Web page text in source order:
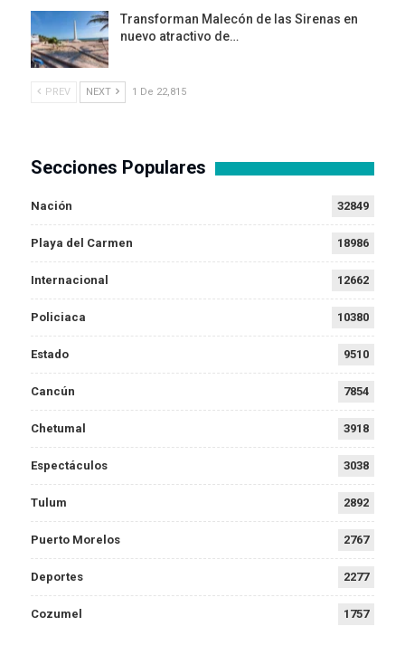
Transforman Malecón de las Sirenas en
nuevo atractivo de…
PREV NEXT 1 De 22,815
Secciones Populares
Nación 32849
Playa del Carmen 18986
Internacional 12662
Policiaca 10380
Estado 9510
Cancún 7854
Chetumal 3918
Espectáculos 3038
Tulum 2892
Puerto Morelos 2767
Deportes 2277
Cozumel 1757